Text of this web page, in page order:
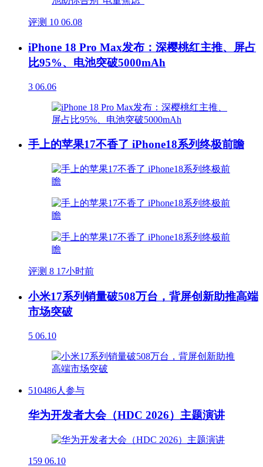
评测 10 06.08
iPhone 18 Pro Max发布：深樱桃红主推、屏占
比95%、电池突破5000mAh
3 06.06
手上的苹果17不香了 iPhone18系列终极前瞻
评测 8 17小时前
小米17系列销量破508万台，背屏创新助推高端
市场突破
5 06.10
510486人参与
华为开发者大会（HDC 2026）主题演讲
159 06.10